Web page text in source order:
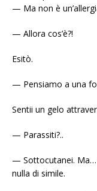
— Ma non è
— Allora cos’è?!
Esitò.
— Pensiamo a una
Sentii un gelo
— Parassiti?..
— Sottocutanei.
nulla di simile.